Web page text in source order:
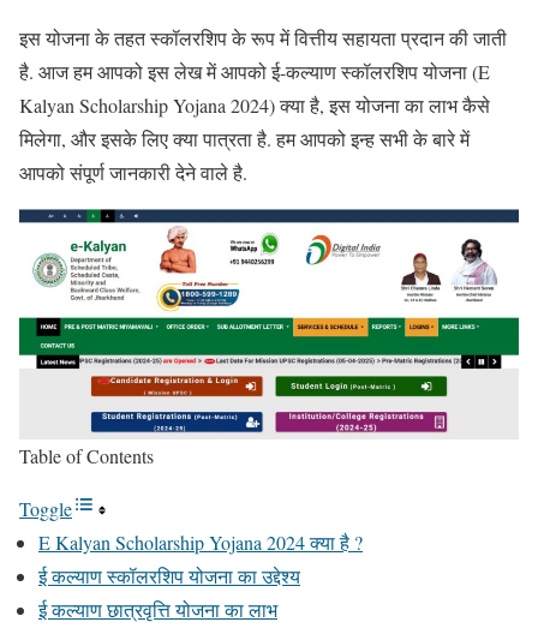
इस योजना के तहत स्कॉलरशिप के रूप में वित्तीय सहायता प्रदान की जाती
है. आज हम आपको इस लेख में आपको ई-कल्याण स्कॉलरशिप योजना (E
Kalyan Scholarship Yojana 2024) क्या है, इस योजना का लाभ कैसे
मिलेगा, और इसके लिए क्या पात्रता है. हम आपको इन्ह सभी के बारे में
आपको संपूर्ण जानकारी देने वाले है.
Table of Contents
Toggle
E Kalyan Scholarship Yojana 2024 क्या है ?
ई कल्याण स्कॉलरशिप योजना का उद्देश्य
ई कल्याण छात्रवृत्ति योजना का लाभ